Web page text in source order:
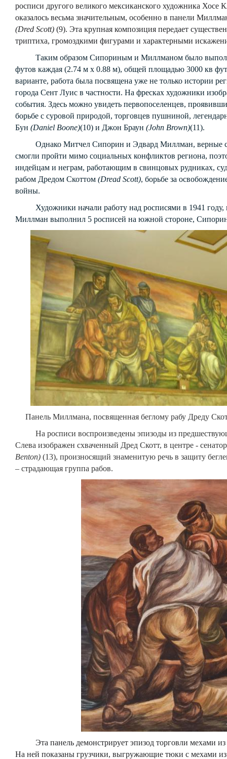
росписи другого великого мексиканского художника Хосе
оказалось весьма значительным, особенно в панели
(Dred Scott) (9). Эта крупная композиция передает
триптиха, громоздкими фигурами и характерными
Таким образом Сипориным и Миллманом было
футов каждая (2.74 м х 0.88 м), общей площадью 3000 кв
варианте, работа была посвящена уже не только истории
города Сент Луис в частности. На фресках художники
события. Здесь можно увидеть первопоселенцев,
борьбе с суровой природой, торговцев пушниной,
Бун (Daniel Boone)(10) и Джон Браун (John Brown)(11).
Однако Митчел Сипорин и Эдвард Миллман, верные
смогли пройти мимо социальных конфликтов региона,
индейцам и неграм, работающим в свинцовых рудниках,
рабом Дредом Скоттом (Dread Scott), борьбе за
войны.
Художники начали работу над росписями в 1941 году,
Миллман выполнил 5 росписей на южной стороне, Сипорин
Панель Миллмана, посвященная беглому рабу Дреду
На росписи воспроизведены эпизоды из
Слева изображен схваченный Дред Скотт, в центре -
Benton) (13), произносящий знаменитую речь в защиту
– страдающая группа рабов.
Эта панель демонстрирует эпизод торговли мехами из
На ней показаны грузчики, выгружающие тюки с мехами